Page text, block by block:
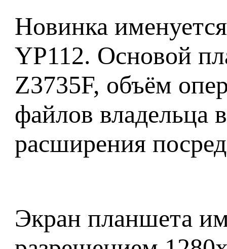
Новинка
YP112. Основой
Z3735F, объём
файлов владельца
расширения
Экран планшета